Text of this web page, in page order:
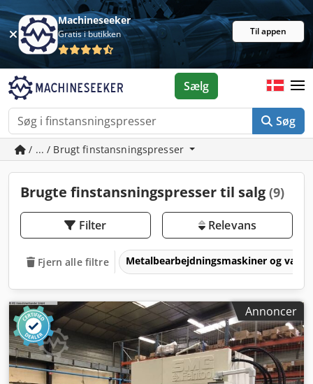
Machineseeker
Gratis i butikken Til appen
Søg
Sælg
/ ... / Brugt finstansningspresser
Brugte finstansningspresser til salg (9)
Filter Relevans
Fjern alle filtre Metalbearbejdningsmaskiner og
Annoncer